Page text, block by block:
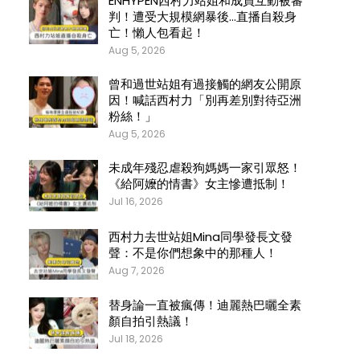
判！遭受大規模網暴後…直播自殺身
亡！懶人包看起！
Aug 5, 2026
曾和過世站姐有過接觸的網友公開原
因！喊話西村力「別再差別對待亞洲
粉絲！」
Aug 5, 2026
未成年殘忍虐殺狗媽媽一家引眾怒！
《給阿嬤的情書》女主慘遭抵制！
Jul 16, 2026
西村力去世站姐Mina同學發長文發
聲：不是你們想象中的那種人！
Aug 7, 2026
替身論一直被瘋傳！迪麗熱巴曬全素
顏自拍引熱議！
Jul 18, 2026